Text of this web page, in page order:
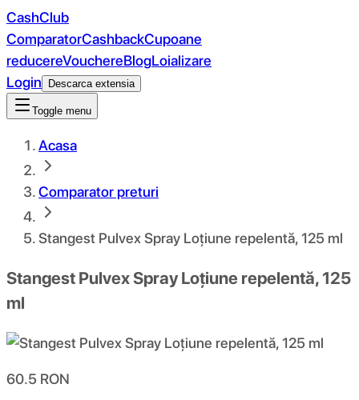
CashClub
ComparatorCashbackCupoane
reducereVouchereBlogLoializare
Login
Descarca extensia
Toggle menu
Acasa
Comparator preturi
Stangest Pulvex Spray Loțiune repelentă, 125 ml
Stangest Pulvex Spray Loțiune repelentă, 125
ml
60.5 RON